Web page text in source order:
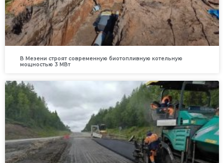
В Мезени строят современную биотопливную котельную
мощностью 3 МВт